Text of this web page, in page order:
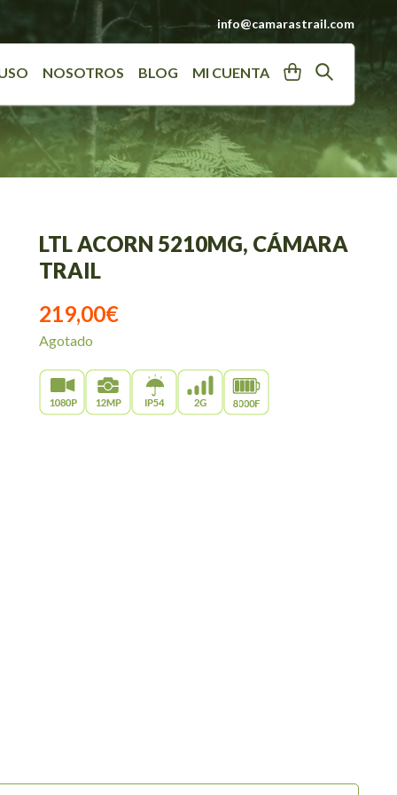
info@camarastrail.com
NOSOTROS BLOG MI CUENTA
User
Search
LTL ACORN 5210MG, CÁMARA
TRAIL
219,00€
Agotado